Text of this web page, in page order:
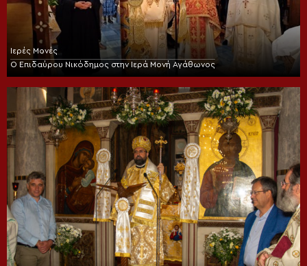
Ιερές Μονές
Ο Επιδαύρου Νικόδημος στην Ιερά Μονή Αγάθωνος